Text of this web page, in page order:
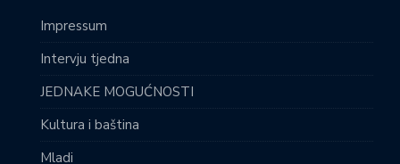
Impressum
Intervju tjedna
JEDNAKE MOGUĆNOSTI
Kultura i baština
Mladi